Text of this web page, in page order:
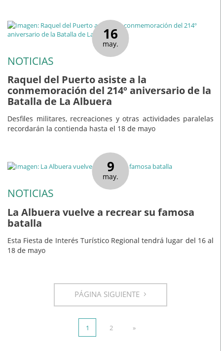
16
may.
NOTICIAS
Raquel del Puerto asiste a la
conmemoración del 214º aniversario de la
Batalla de La Albuera
Desfiles militares, recreaciones y otras actividades paralelas
recordarán la contienda hasta el 18 de mayo
9
may.
NOTICIAS
La Albuera vuelve a recrear su famosa
batalla
Esta Fiesta de Interés Turístico Regional tendrá lugar del 16 al
18 de mayo
PÁGINA SIGUIENTE
1 2 »